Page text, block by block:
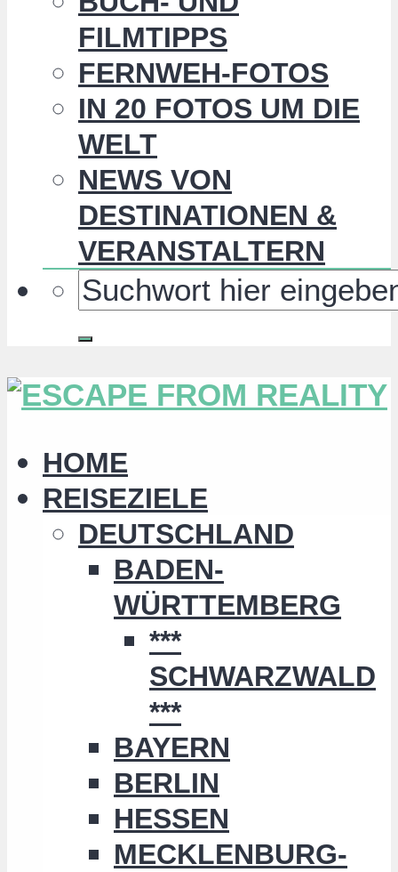
FILMTIPPS
FERNWEH-FOTOS
IN 20 FOTOS UM DIE
WELT
NEWS VON
DESTINATIONEN &
VERANSTALTERN
HOME
REISEZIELE
DEUTSCHLAND
BADEN-
WÜRTTEMBERG
***
SCHWARZWALD
***
BAYERN
BERLIN
HESSEN
MECKLENBURG-